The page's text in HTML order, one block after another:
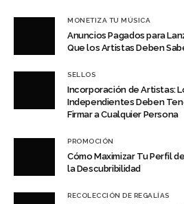
MONETIZA TU MÚSICA
Anuncios Pagados para
Que los Artistas Deben
SELLOS
Incorporación de Artistas:
Independientes Deben
Firmar a Cualquier Persona
PROMOCIÓN
Cómo Maximizar Tu Perfil
la Descubribilidad
RECOLECCIÓN DE REGALÍAS